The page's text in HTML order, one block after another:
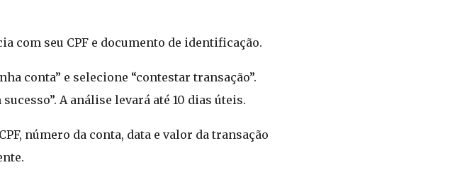
com seu CPF e documento de identificação.
conta” e selecione “contestar transação”.
A análise levará até 10 dias úteis.
número da conta, data e valor da transação